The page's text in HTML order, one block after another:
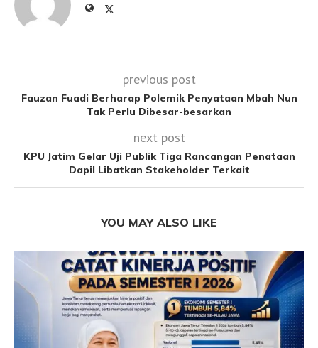
previous post
Fauzan Fuadi Berharap Polemik Penyataan Mbah Nun
Tak Perlu Dibesar-besarkan
next post
KPU Jatim Gelar Uji Publik Tiga Rancangan Penataan
Dapil Libatkan Stakeholder Terkait
YOU MAY ALSO LIKE